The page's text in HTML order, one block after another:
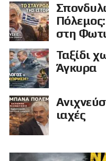
στη
Ταξίδι
Άγκυρα
ιαχές